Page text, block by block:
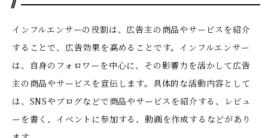
インフルエンサーの役割は、広告主の商品やサービスを紹介
することで、広告効果を高めることです。インフルエンサー
は、自身のフォロワーを中心に、その影響力を活かして広告
主の商品やサービスを宣伝します。具体的な活動内容として
は、SNSやブログなどで商品やサービスを紹介する、レビュ
ーを書く、イベントに参加する、動画を作成するなどがあり